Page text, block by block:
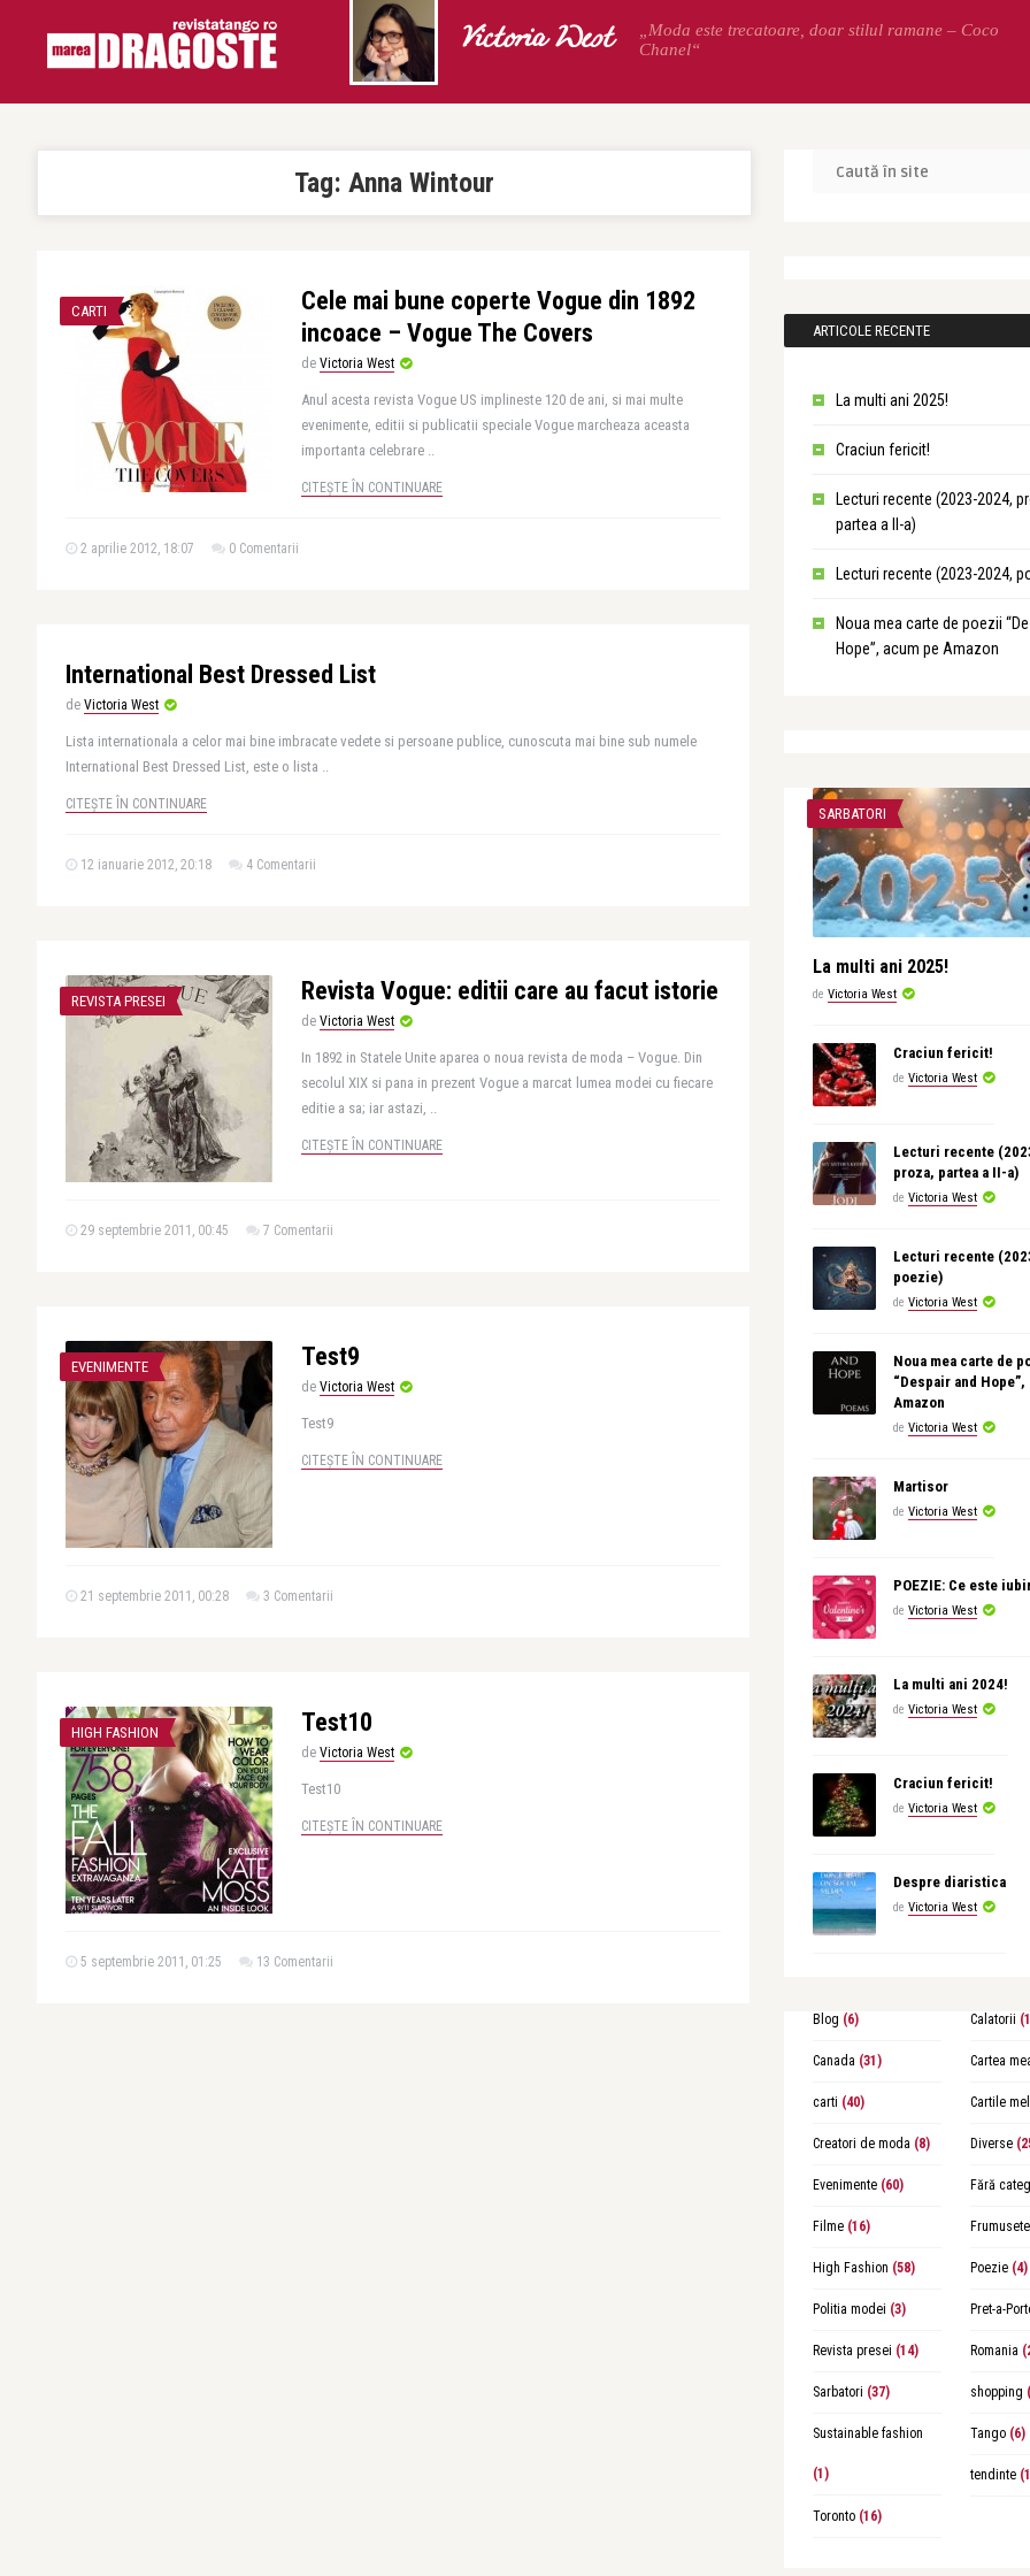
Victoria West
„Moda este trecatoare, doar stilul ramane – Coco
Chanel“
Tag: Anna Wintour
CARTI
Cele mai bune coperte Vogue din 1892
incoace – Vogue The Covers
de Victoria West
Anul acesta revista Vogue US implineste 120 de ani, si mai multe
evenimente, editii si publicatii speciale Vogue marcheaza aceasta
importanta celebrare ..
CITEȘTE ÎN CONTINUARE
2 aprilie 2012, 18:07 0 Comentarii
International Best Dressed List
de Victoria West
Lista internationala a celor mai bine imbracate vedete si persoane publice, cunoscuta mai bine sub numele
International Best Dressed List, este o lista ..
CITEȘTE ÎN CONTINUARE
12 ianuarie 2012, 20:18 4 Comentarii
REVISTA PRESEI Revista Vogue: editii care au facut istorie
de Victoria West
In 1892 in Statele Unite aparea o noua revista de moda – Vogue. Din
secolul XIX si pana in prezent Vogue a marcat lumea modei cu fiecare
editie a sa; iar astazi, ..
CITEȘTE ÎN CONTINUARE
29 septembrie 2011, 00:45 7 Comentarii
EVENIMENTE Test9
de Victoria West
Test9
CITEȘTE ÎN CONTINUARE
21 septembrie 2011, 00:28 3 Comentarii
HIGH FASHION Test10
de Victoria West
Test10
CITEȘTE ÎN CONTINUARE
5 septembrie 2011, 01:25 13 Comentarii
ARTICOLE RECENTE
La multi ani 2025!
Craciun fericit!
Lecturi recente (2023-2024,
partea a II-a)
Lecturi recente (2023-2024,
Noua mea carte de poezii
Hope”, acum pe Amazon
SARBATORI
La multi ani 2025!
de Victoria West
Craciun fericit!
de Victoria West
Lecturi recente
proza, partea a II-a)
de Victoria West
Lecturi recente
poezie)
de Victoria West
Noua mea carte de
“Despair and Hope”,
Amazon
de Victoria West
Martisor
de Victoria West
POEZIE: Ce este
de Victoria West
La multi ani 2024!
de Victoria West
Craciun fericit!
de Victoria West
Despre diaristica
de Victoria West
Blog (6) Calatorii
Canada (31) Cartea
carti (40) Cartile
Creatori de moda (8) Diverse
Evenimente (60) Fără
Filme (16) Frumusete
High Fashion (58) Poezie (4)
Politia modei (3) Pret-a-
Revista presei (14) Romania
Sarbatori (37) shopping
Sustainable fashion
(1)
Tango (6)
tendinte
Toronto (16)